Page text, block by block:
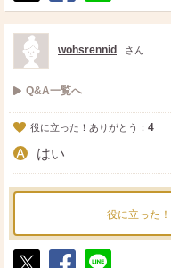
ポ
ス
ト
シ
ェ
送
る
wohsrennid さん
Q&A一覧へ
役に立った！ありがとう： 4
はい
役に立った！